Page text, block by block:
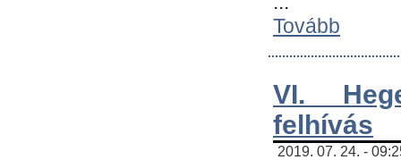
Tovább
VI.
felhívás
2019. 07. 24. -